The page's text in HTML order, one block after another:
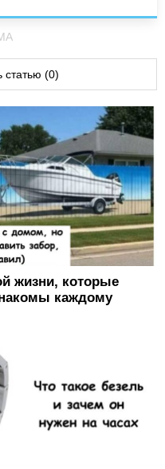
статью (0)
жизни, которые
каждому